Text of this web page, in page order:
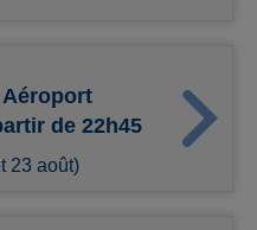
de 22h45
23 août)